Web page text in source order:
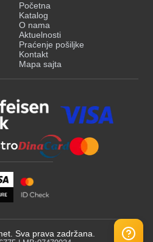
Početna
Katalog
O nama
Aktuelnosti
Praćenje pošiljke
Kontakt
Mapa sajta
Sva prava zadržana.